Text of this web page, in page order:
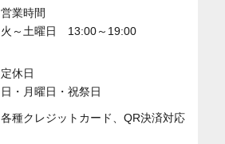
営業時間
火～土曜日 13:00～19:00
定休日
日・月曜日・祝祭日
各種クレジットカード、QR決済対応